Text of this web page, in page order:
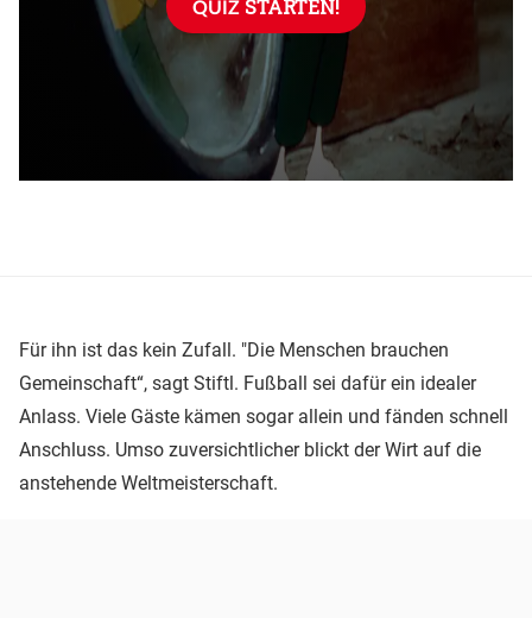
Für ihn ist das kein Zufall. "Die Menschen brauchen
Gemeinschaft“, sagt Stiftl. Fußball sei dafür ein idealer
Anlass. Viele Gäste kämen sogar allein und fänden schnell
Anschluss. Umso zuversichtlicher blickt der Wirt auf die
anstehende Weltmeisterschaft.